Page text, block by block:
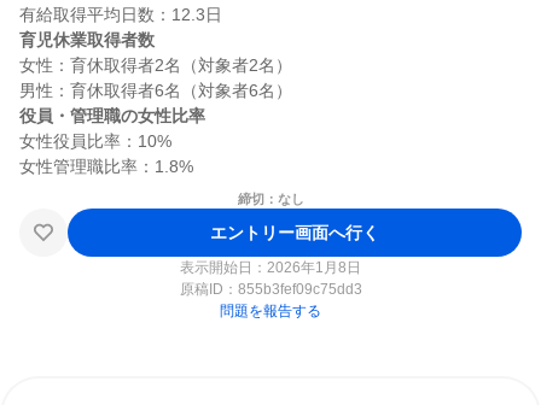
育児休業取得者数
女性：育休取得者2名（対象者2名）
役員・管理職の女性比率
女性役員比率：10%
締切：なし
エントリー画面へ行く
表示開始日：2026年1月8日
原稿ID： 855b3fef09c75dd3
問題を報告する